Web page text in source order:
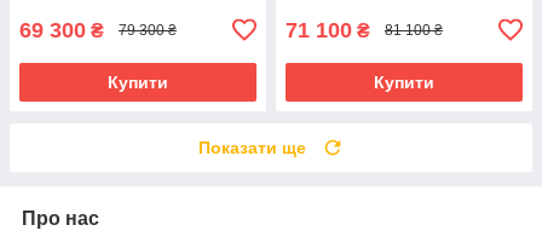
69 300 ₴ 79 300 ₴
Купити
71 100 ₴ 81 100 ₴
Купити
Показати ще
Про нас